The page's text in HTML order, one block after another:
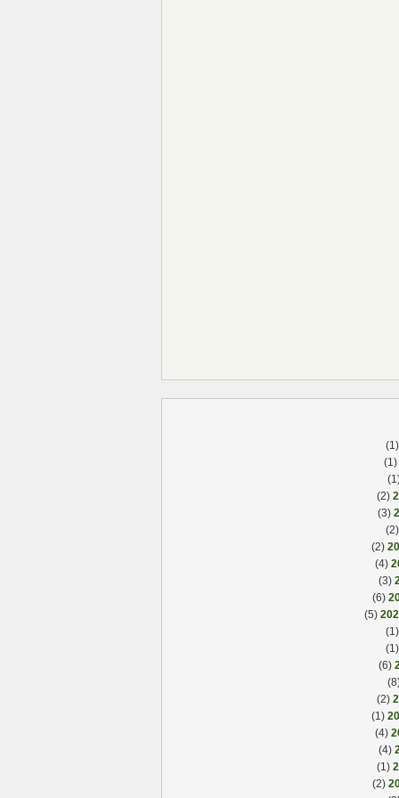
(1)
(2)
(3)
(2)
(4)
(3)
(6)
(5)
(6)
(2)
(1)
(4)
(4)
(1)
(2)